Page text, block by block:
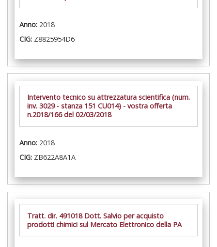
Anno: 2018
CIG: Z8825954D6
Intervento tecnico su attrezzatura scientifica (num.
inv. 3029 - stanza 151 CU014) - vostra offerta
n.2018/166 del 02/03/2018
Anno: 2018
CIG: ZB622A8A1A
Tratt. dir. 491018 Dott. Salvio per acquisto
prodotti chimici sul Mercato Elettronico della PA